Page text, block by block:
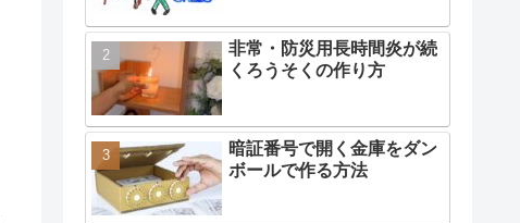
非常・防災用長時間炎が続
くろうそくの作り方
暗証番号で開く金庫をダン
ボールで作る方法